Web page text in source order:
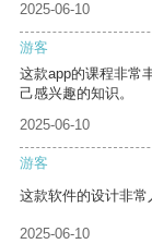
2025-06-10
游客
这款app的课程非常
己感兴趣的知识。
2025-06-10
游客
这款软件的设计非常
2025-06-10